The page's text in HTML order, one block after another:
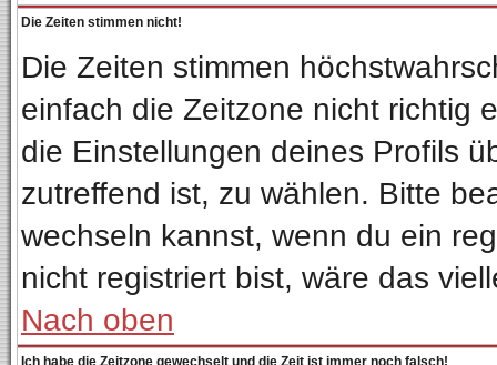
Die Zeiten stimmen nicht!
Die Zeiten stimmen
einfach die Zeitzone nicht richtig
die Einstellungen deines Profils
zutreffend ist, zu wählen. Bitte
wechseln kannst, wenn du ein
nicht registriert bist, wäre das
Nach oben
Ich habe die Zeitzone gewechselt und die Zeit ist immer noch falsch!